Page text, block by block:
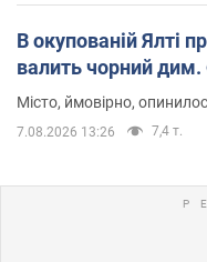
В окупованій Ялті
валить чорний дим.
Місто, ймовірно,
7.08.2026 13:26 7,4 т.